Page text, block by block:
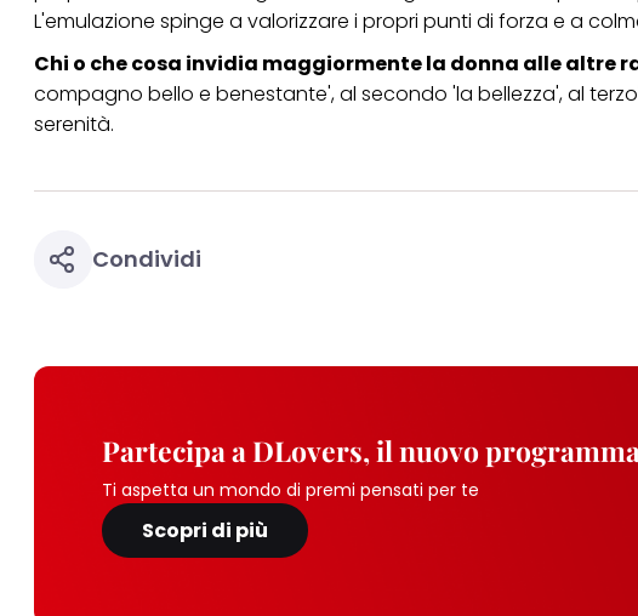
L'emulazione spinge a valorizzare i propri punti di forza e a
Chi o che cosa invidia maggiormente la donna alle altre
compagno bello e benestante', al secondo 'la bellezza', al
serenità.
Condividi
Partecipa a DLovers, il nuovo
Ti aspetta un mondo di premi pensati per te
Scopri di più